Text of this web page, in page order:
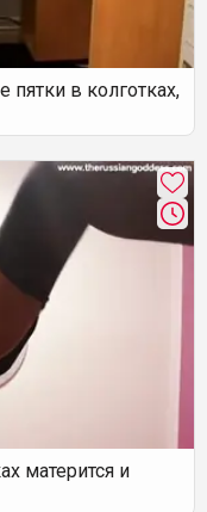
пятки в колготках,
матерится и